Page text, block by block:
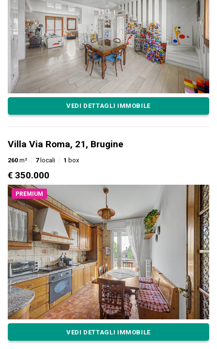
VEDI DETTAGLI IMMOBILE
Villa Via Roma, 21, Brugine
260 m² 7locali 1 box
€ 350.000
PREMIUM
VEDI DETTAGLI IMMOBILE